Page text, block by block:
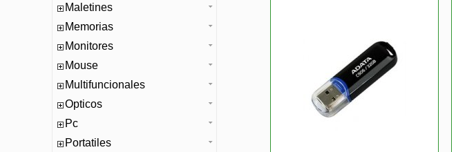
Maletines
Memorias
Monitores
Mouse
Multifuncionales
Opticos
Pc
Portatiles